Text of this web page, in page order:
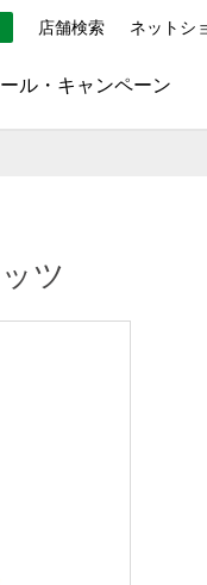
店舗検索 ネットシ
ル・キャンペーン
ツ